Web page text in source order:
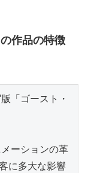
作品の特徴
「ゴースト・
ーションの革
に多大な影響